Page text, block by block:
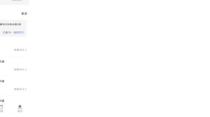
验学习成果，巩固所学知识。
信公众号等渠道推送学习提醒，保障用户不会错过任何重
理机制的探索以及高效知识传输平台的构建作为核心指导